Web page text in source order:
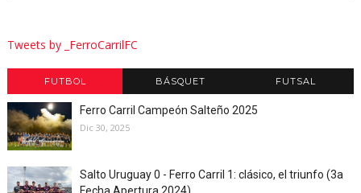
Tweets by _FerroCarrilFC
FUTBOL BÁSQUET FUTSAL
Ferro Carril Campeón Salteño 2025
Dic 30, 2025
Salto Uruguay 0 - Ferro Carril 1: clásico, el triunfo (3a